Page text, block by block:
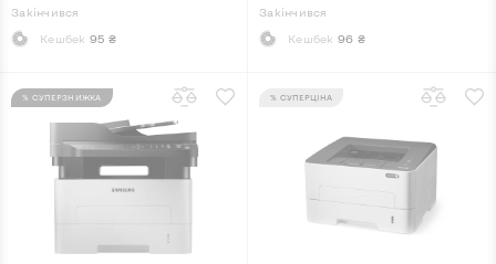
Закінчився
Кешбек 95 ₴
Закінчився
Кешбек 96 ₴
% СУПЕРЗНИЖКА % СУПЕРЦІНА